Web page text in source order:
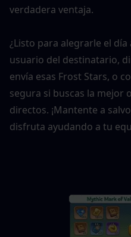
verdadera ventaja.
¿Listo para alegrarle el día
usuario del destinatario,
envía esas Frost Stars, o
segura si buscas la mejor
directos. ¡Mantente a
disfruta ayudando a tu